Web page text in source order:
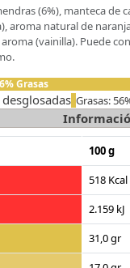
(6%), manteca de
aroma natural de
(vainilla). Puede
Grasas
Grasas:
100 g
518 Kcal
2.159 kJ
31,0 gr